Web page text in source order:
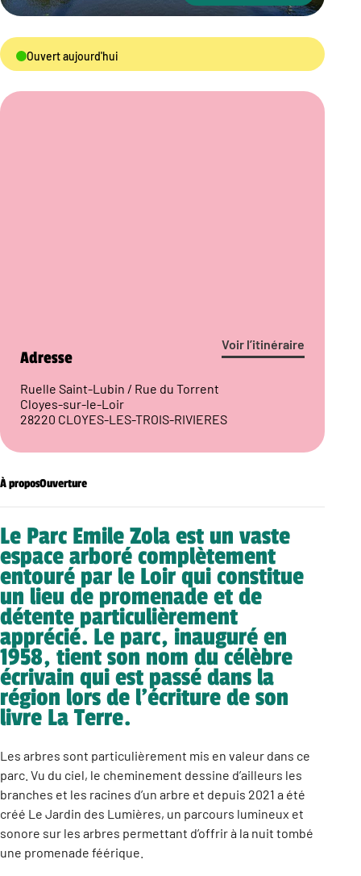
Ouvert aujourd'hui
Voir l’itinéraire
Adresse
Ruelle Saint-Lubin / Rue du Torrent
Cloyes-sur-le-Loir
28220 CLOYES-LES-TROIS-RIVIERES
À proposOuverture
Le Parc Emile Zola est un vaste
espace arboré complètement
entouré par le Loir qui constitue
un lieu de promenade et de
détente particulièrement
apprécié. Le parc, inauguré en
1958, tient son nom du célèbre
écrivain qui est passé dans la
région lors de l’écriture de son
livre La Terre.
Les arbres sont particulièrement mis en valeur dans ce
parc. Vu du ciel, le cheminement dessine d’ailleurs les
branches et les racines d’un arbre et depuis 2021 a été
créé Le Jardin des Lumières, un parcours lumineux et
sonore sur les arbres permettant d’offrir à la nuit tombé
une promenade féérique.